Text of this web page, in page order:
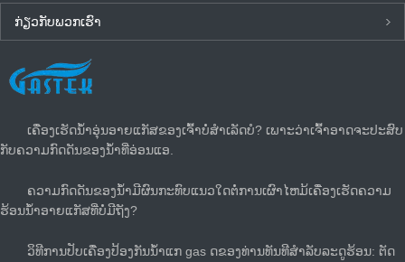
ກ່ຽວ​ກັບ​ພວກ​ເຮົາ
ຂ່າວ​ລ່າ​ສຸດ
ເຄື່ອງເຮັດນ້ຳອຸ່ນອາຍແກັສຂອງເຈົ້າບໍ່ສຳເລັດບໍ? ເພາະວ່າເຈົ້າອາດຈະປະສົບ
ກັບຄວາມກົດດັນຂອງນໍ້າທີ່ອ່ອນແອ.
ຄວາມກົດດັນຂອງນ້ໍາມີຜົນກະທົບແນວໃດຕໍ່ການເຜົາໄຫມ້ເຄື່ອງເຮັດຄວາມ
ຮ້ອນນ້ໍາອາຍແກັສທີ່ບໍ່ມີຖັງ?
ວິທີການປັບເຄື່ອງປ້ອງກັນນ້ໍາແກ gas ດຂອງທ່ານທັນທີສໍາລັບລະດູຮ້ອນ: ຕັດ